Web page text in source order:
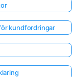
kundfordringar